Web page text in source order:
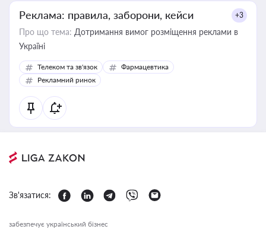
Реклама: правила, заборони, кейси +3
Про що тема: Дотримання вимог розміщення реклами в
Україні
Телеком та зв'язок
Фармацевтика
Рекламний ринок
Зв'язатися:
забезпечує український бізнес